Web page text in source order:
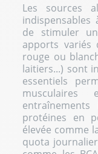
Les sources
indispensables
de stimuler
apports variés
rouge ou
laitiers...) sont
essentiels
musculaires
protéines en
élevée comme
quota